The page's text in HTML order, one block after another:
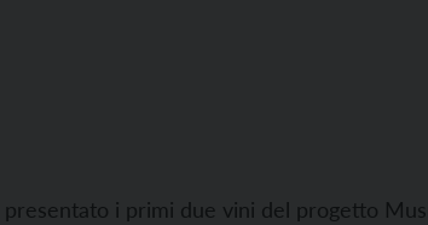
i primi due vini del progetto